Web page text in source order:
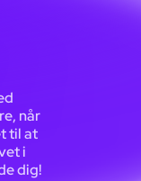
når
til at
i
dig!